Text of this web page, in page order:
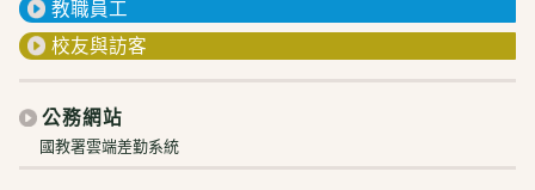
教職員工
校友與訪客
公務網站
國教署雲端差勤系統